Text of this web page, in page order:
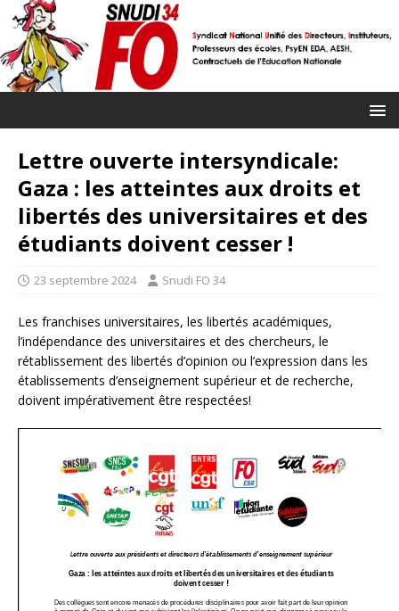
Lettre ouverte intersyndicale:
Gaza : les atteintes aux droits et
libertés des universitaires et des
étudiants doivent cesser !
23 septembre 2024 Snudi FO 34
Les franchises universitaires, les libertés académiques,
l’indépendance des universitaires et des chercheurs, le
rétablissement des libertés d’opinion ou l’expression dans les
établissements d’enseignement supérieur et de recherche,
doivent impérativement être respectées!